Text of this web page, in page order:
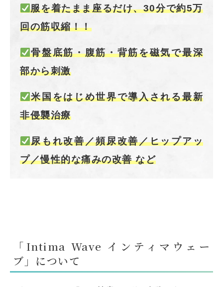
服を着たまま座るだけ、30分で約5万
回の筋収縮！！
骨盤底筋・腹筋・背筋を磁気で最深
部から刺激
米国をはじめ世界で導入される最新
非侵襲治療
尿もれ改善／頻尿改善／ヒップアッ
プ／慢性的な痛みの改善 など
「Intima Wave インティマウェー
ブ」について